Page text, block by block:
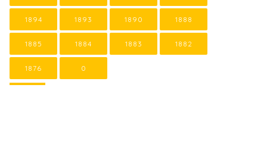
1894 1893 1890 1888
1885 1884 1883 1882
1876 0